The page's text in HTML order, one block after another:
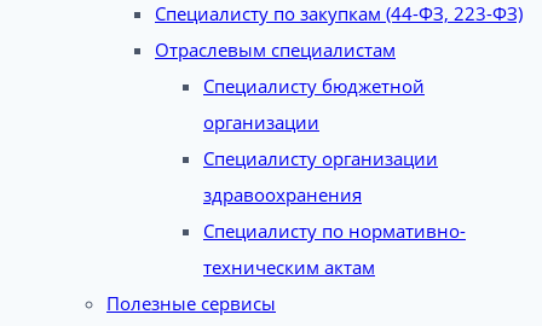
Специалисту по закупкам (44-ФЗ, 223-ФЗ)
Отраслевым специалистам
Специалисту бюджетной
организации
Специалисту организации
здравоохранения
Специалисту по нормативно-
техническим актам
Полезные сервисы